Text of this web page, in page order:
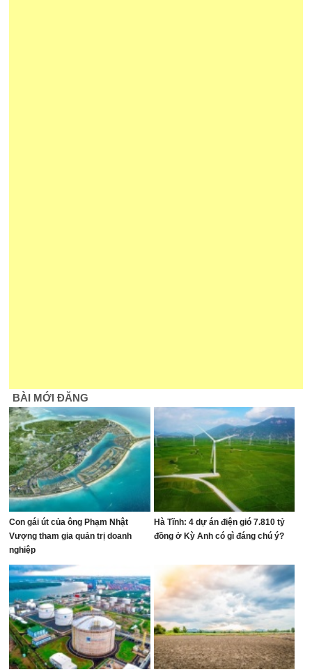
BÀI MỚI ĐĂNG
Con gái út của ông Phạm Nhật
Vượng tham gia quản trị doanh
nghiệp
Hà Tĩnh: 4 dự án điện gió 7.810 tỷ
đồng ở Kỳ Anh có gì đáng chú ý?